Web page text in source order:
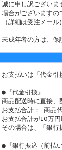
誠に申し訳ございま
場合がございますの
（詳細は受注メール
未成年者の方は、保
お支払いは「代金引
●『代金引換』
商品配送時に直接、
お支払合計： 商品
お支払合計が10万円
その場合は、「銀行
●『銀行振込（前払い